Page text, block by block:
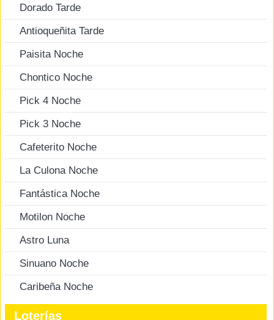
Dorado Tarde
Antioqueñita Tarde
Paisita Noche
Chontico Noche
Pick 4 Noche
Pick 3 Noche
Cafeterito Noche
La Culona Noche
Fantástica Noche
Motilon Noche
Astro Luna
Sinuano Noche
Caribeña Noche
Loterías